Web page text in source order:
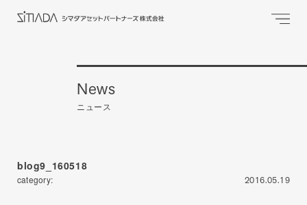
News
ニュース
blog9_160518
category: 2016.05.19